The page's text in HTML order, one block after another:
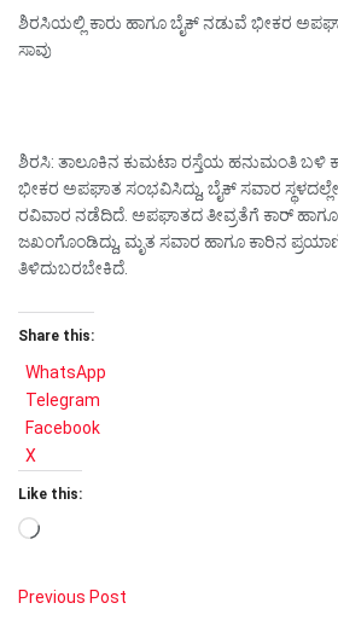
ಶಿರಸಿಯಲ್ಲಿ ಕಾರು ಹಾಗೂ ಬೈಕ್ ನಡುವೆ ಭೀಕರ
ಸಾವು
ಶಿರಸಿ: ತಾಲೂಕಿನ ಕುಮಟಾ ರಸ್ತೆಯ ಹನುಮಂತಿ ಬಳಿ
ಭೀಕರ ಅಪಘಾತ ಸಂಭವಿಸಿದ್ದು, ಬೈಕ್ ಸವಾರ
ರವಿವಾರ ನಡೆದಿದೆ. ಅಪಘಾತದ ತೀವ್ರತೆಗೆ ಕಾರ್
ಜಖಂಗೊಂಡಿದ್ದು, ಮೃತ ಸವಾರ ಹಾಗೂ ಕಾರಿನ
ತಿಳಿದುಬರಬೇಕಿದೆ.
Share this:
WhatsApp
Telegram
Facebook
X
Like this:
Loading…
Previous Post